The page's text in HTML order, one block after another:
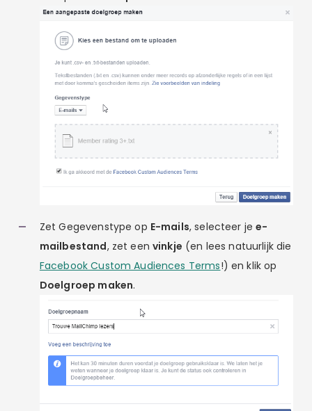
Zet Gegevenstype op E-mails, selecteer jee-
mailbestand, zet eenvinkje (en lees natuurlijk die
Facebook Custom Audiences Terms!) en klik op
Doelgroep maken.